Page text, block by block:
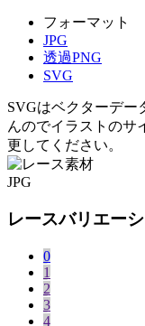
フォーマット
JPG
透過PNG
SVG
SVGはベクターデー
んのでイラストのサ
更してください。
JPG
レースバリエー
0
1
2
3
4